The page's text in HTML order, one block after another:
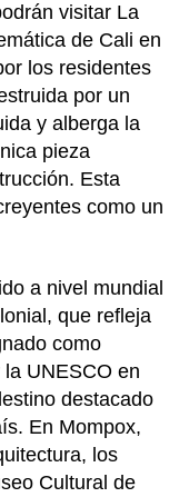
visitar La
de Cali en
los residentes
por un
y alberga la
pieza
Esta
como un
a nivel mundial
que refleja
como
UNESCO en
destacado
En Mompox,
los
Cultural de